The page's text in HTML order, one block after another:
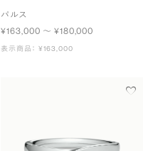
パルス
¥163,000 〜 ¥180,000
表示商品： ¥163,000